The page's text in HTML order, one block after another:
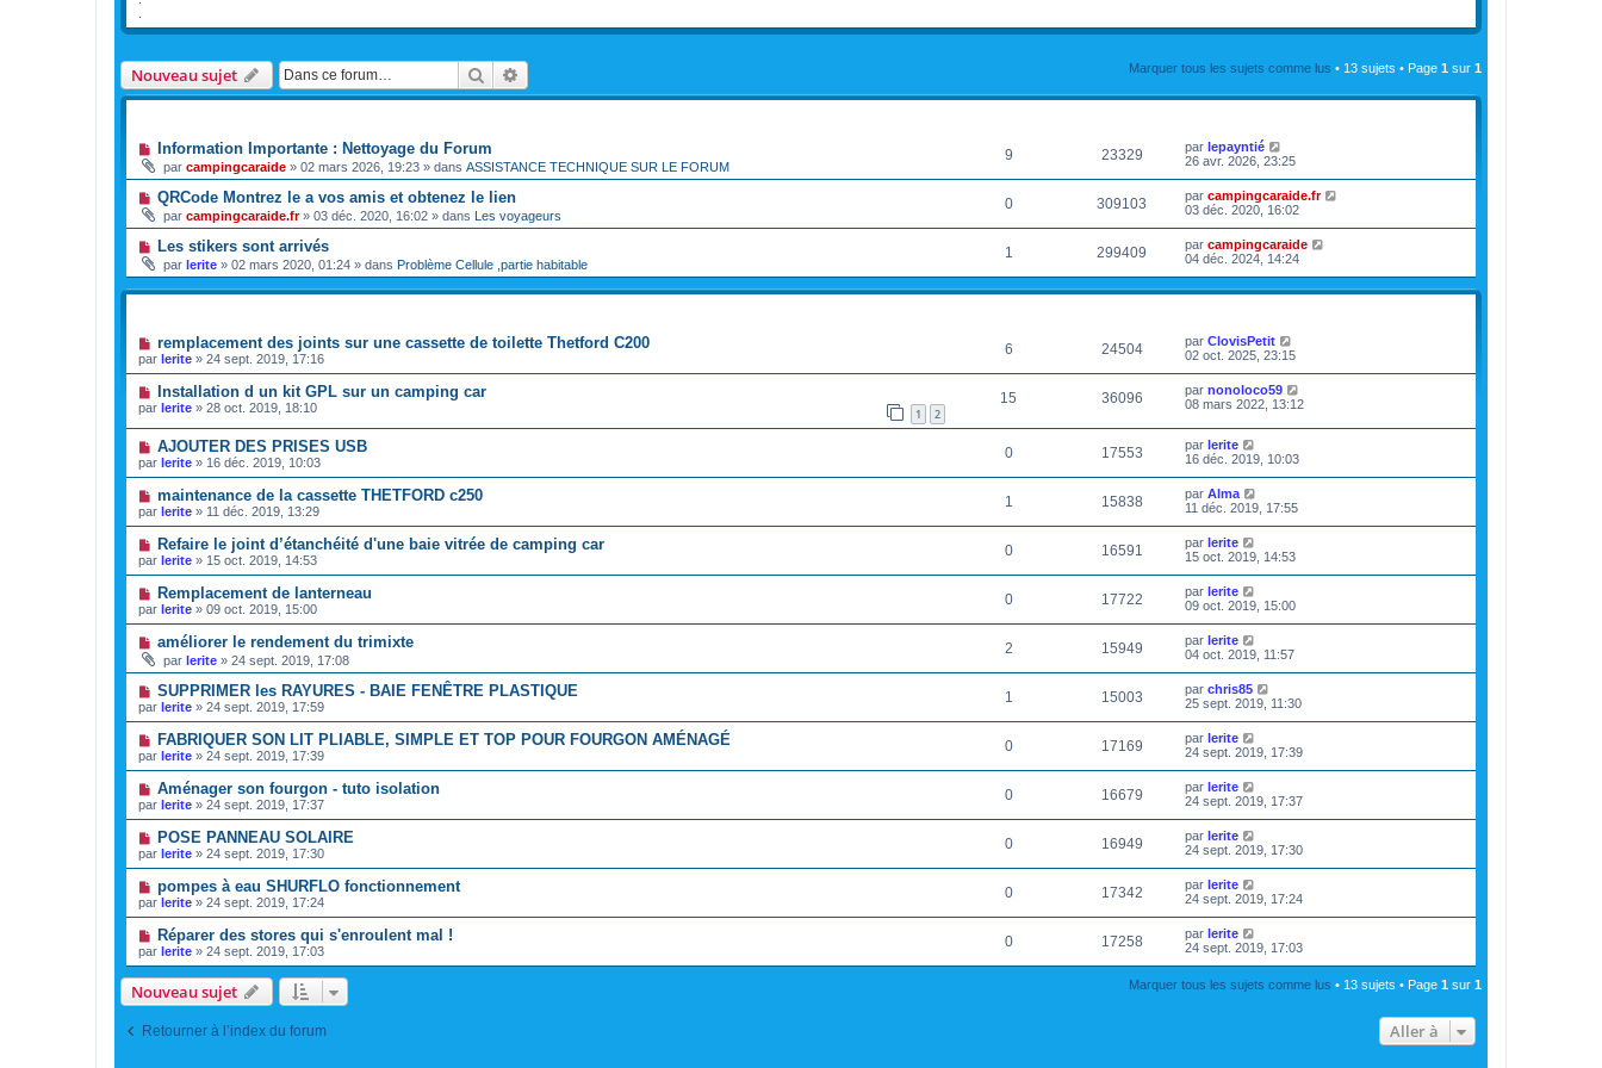
Nouveau sujet Rechercher Marquer tous les sujets comme lus • 13 sujets • Page 1 sur 1
Information Importante : Nettoyage du Forum
par campingcaraide » 02 mars 2026, 19:23 » dans ASSISTANCE TECHNIQUE SUR LE FORUM
9 23329 par lepayntié
26 avr. 2026, 23:25
QRCode Montrez le a vos amis et obtenez le lien
par campingcaraide.fr» 03 déc. 2020, 16:02 » dans Les voyageurs
0 309103 par campingcaraide.fr
03 déc. 2020, 16:02
Les stikers sont arrivés
par lerite » 02 mars 2020, 01:24 » dans Problème Cellule ,partie habitable
1 299409 par campingcaraide
04 déc. 2024, 14:24
remplacement des joints sur une cassette de toilette Thetford C200
par lerite » 24 sept. 2019, 17:16
6 24504 par ClovisPetit
02 oct. 2025, 23:15
Installation d un kit GPL sur un camping car
par lerite » 28 oct. 2019, 18:10 1 2
15 36096 par nonoloco59
08 mars 2022, 13:12
AJOUTER DES PRISES USB
par lerite » 16 déc. 2019, 10:03
0 17553 par lerite
16 déc. 2019, 10:03
maintenance de la cassette THETFORD c250
par lerite » 11 déc. 2019, 13:29
1 15838 par Alma
11 déc. 2019, 17:55
Refaire le joint d’étanchéité d'une baie vitrée de camping car
par lerite » 15 oct. 2019, 14:53
0 16591 par lerite
15 oct. 2019, 14:53
Remplacement de lanterneau
par lerite » 09 oct. 2019, 15:00
0 17722 par lerite
09 oct. 2019, 15:00
améliorer le rendement du trimixte
par lerite » 24 sept. 2019, 17:08
2 15949 par lerite
04 oct. 2019, 11:57
SUPPRIMER les RAYURES - BAIE FENÊTRE PLASTIQUE
par lerite » 24 sept. 2019, 17:59
1 15003 par chris85
25 sept. 2019, 11:30
FABRIQUER SON LIT PLIABLE, SIMPLE ET TOP POUR FOURGON AMÉNAGÉ
par lerite » 24 sept. 2019, 17:39
0 17169 par lerite
24 sept. 2019, 17:39
Aménager son fourgon - tuto isolation
par lerite » 24 sept. 2019, 17:37
0 16679 par lerite
24 sept. 2019, 17:37
POSE PANNEAU SOLAIRE
par lerite » 24 sept. 2019, 17:30
0 16949 par lerite
24 sept. 2019, 17:30
pompes à eau SHURFLO fonctionnement
par lerite » 24 sept. 2019, 17:24
0 17342 par lerite
24 sept. 2019, 17:24
Réparer des stores qui s'enroulent mal !
par lerite » 24 sept. 2019, 17:03
0 17258 par lerite
24 sept. 2019, 17:03
Nouveau sujet Marquer tous les sujets comme lus • 13 sujets • Page 1 sur 1
Retourner à l’index du forum Aller à